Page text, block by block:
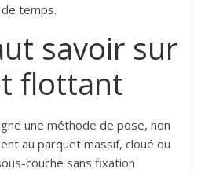
temps.
savoir sur
flottant
une méthode de pose, non
au parquet massif, cloué ou
couche sans fixation